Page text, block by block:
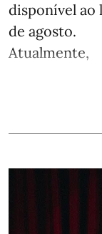
disponível ao
de agosto.
Atualmente,